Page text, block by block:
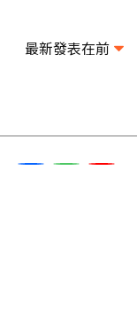
最新發表在前